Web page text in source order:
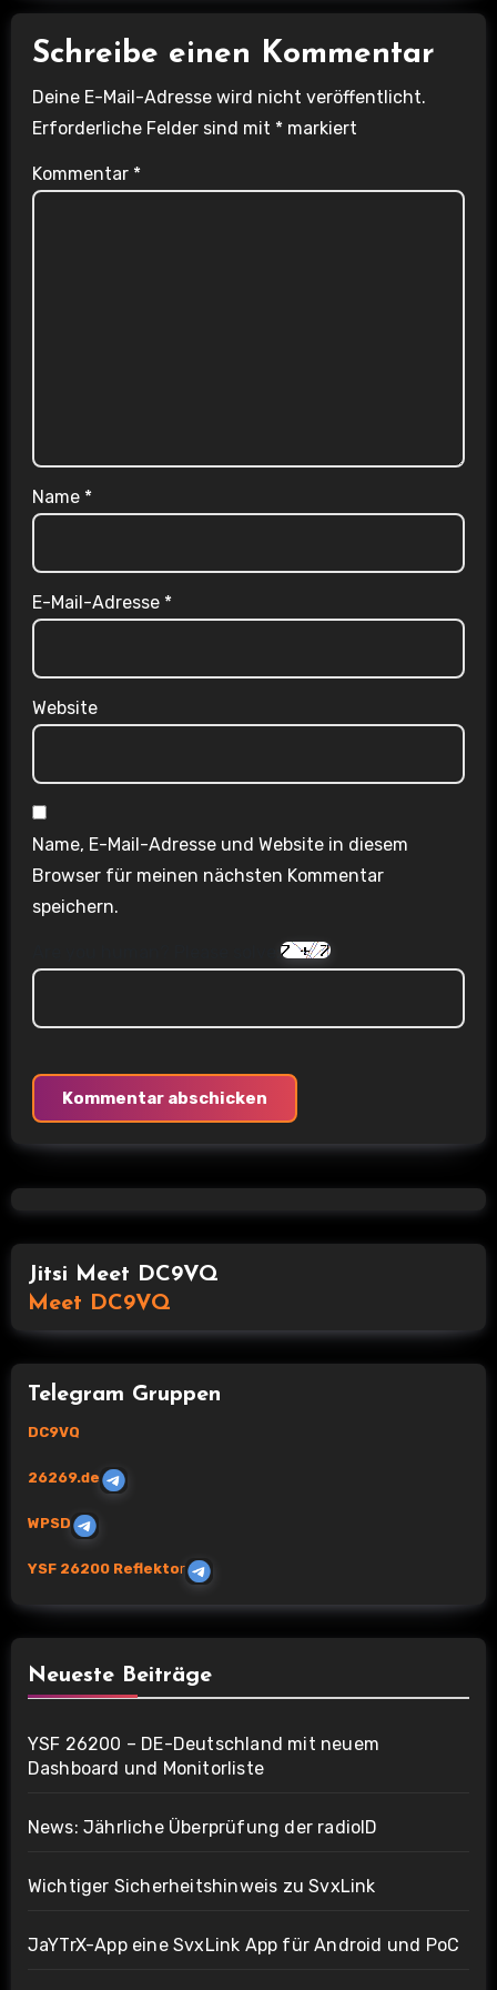
Schreibe einen Kommentar
Deine E-Mail-Adresse wird nicht veröffentlicht.
Erforderliche Felder sind mit * markiert
Kommentar *
Name *
E-Mail-Adresse *
Website
Name, E-Mail-Adresse und Website in diesem
Browser für meinen nächsten Kommentar
speichern.
Are you human? Please solve:
Jitsi Meet DC9VQ
Meet DC9VQ
Telegram Gruppen
DC9VQ
26269.de
WPSD
YSF 26200 Reflektor
Neueste Beiträge
YSF 26200 – DE-Deutschland mit neuem
Dashboard und Monitorliste
News: Jährliche Überprüfung der radioID
Wichtiger Sicherheitshinweis zu SvxLink
JaYTrX-App eine SvxLink App für Android und PoC